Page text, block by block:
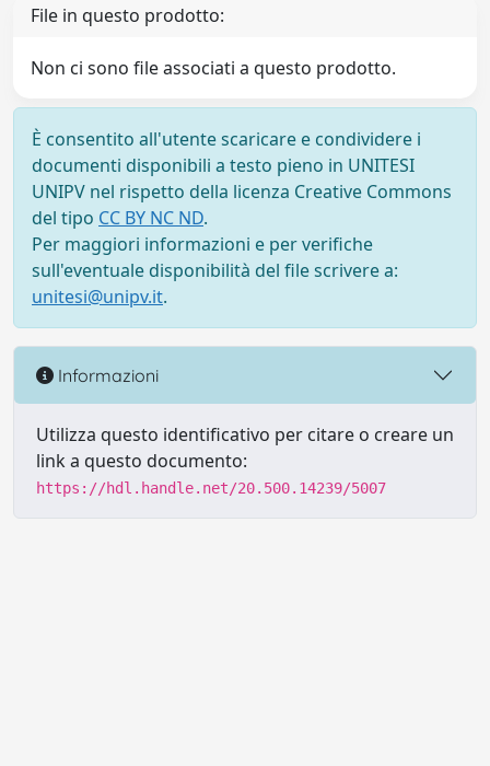
File in questo prodotto:
Non ci sono file associati a questo prodotto.
È consentito all'utente scaricare e condividere i
documenti disponibili a testo pieno in UNITESI
UNIPV nel rispetto della licenza Creative Commons
del tipo CC BY NC ND.
Per maggiori informazioni e per verifiche
sull'eventuale disponibilità del file scrivere a:
unitesi@unipv.it.
Informazioni
Utilizza questo identificativo per citare o creare un
link a questo documento:
https://hdl.handle.net/20.500.14239/5007